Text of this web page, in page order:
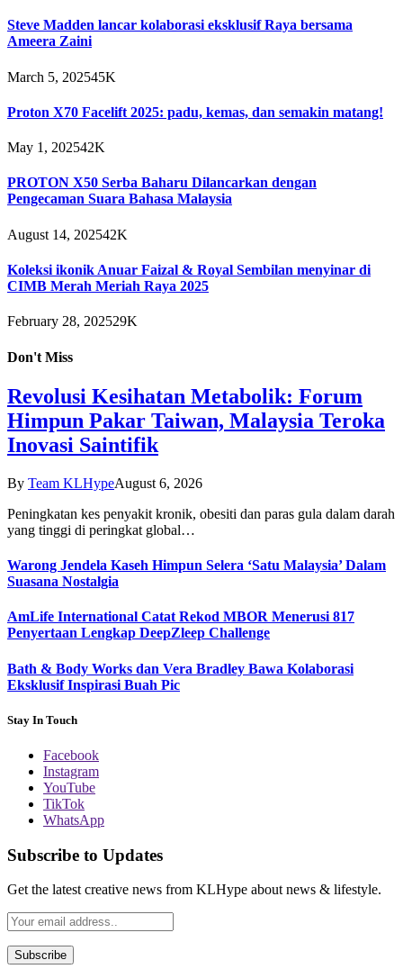
Steve Madden lancar kolaborasi eksklusif Raya bersama
Ameera Zaini
March 5, 202545K
Proton X70 Facelift 2025: padu, kemas, dan semakin matang!
May 1, 202542K
PROTON X50 Serba Baharu Dilancarkan dengan
Pengecaman Suara Bahasa Malaysia
August 14, 202542K
Koleksi ikonik Anuar Faizal & Royal Sembilan menyinar di
CIMB Merah Meriah Raya 2025
February 28, 202529K
Don't Miss
Revolusi Kesihatan Metabolik: Forum
Himpun Pakar Taiwan, Malaysia Teroka
Inovasi Saintifik
By Team KLHypeAugust 6, 2026
Peningkatan kes penyakit kronik, obesiti dan paras gula dalam darah
yang tinggi di peringkat global…
Warong Jendela Kaseh Himpun Selera ‘Satu Malaysia’ Dalam
Suasana Nostalgia
AmLife International Catat Rekod MBOR Menerusi 817
Penyertaan Lengkap DeepZleep Challenge
Bath & Body Works dan Vera Bradley Bawa Kolaborasi
Eksklusif Inspirasi Buah Pic
Stay In Touch
Facebook
Instagram
YouTube
TikTok
WhatsApp
Subscribe to Updates
Get the latest creative news from KLHype about news & lifestyle.